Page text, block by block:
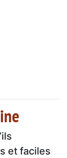
et faciles